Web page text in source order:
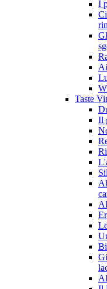
I
Taste
Il